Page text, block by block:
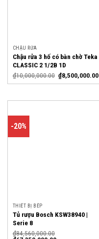
CHẬU RỬA
Chậu rửa 3 hố có bàn chờ Teka
CLASSIC 2 1/2B 1D
₫10,000,000.00 ₫8,500,000.00
-20%
THIẾT BỊ BẾP
Tủ rượu Bosch KSW38940 |
Serie 8
₫84,560,000.00